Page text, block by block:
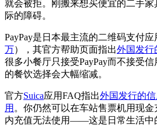
就会被拒。刚搬来想买便宜的二手
际的障碍。
PayPay是日本最主流的二维码支付应
万），其官方帮助页面指出外国发行
很多小餐厅只接受PayPay而不接受
的餐饮选择会大幅缩减。
官方Suica应用FAQ指出外国发行的
用 。你仍然可以在车站售票机用现
内充值无法使用——这是日常生活中